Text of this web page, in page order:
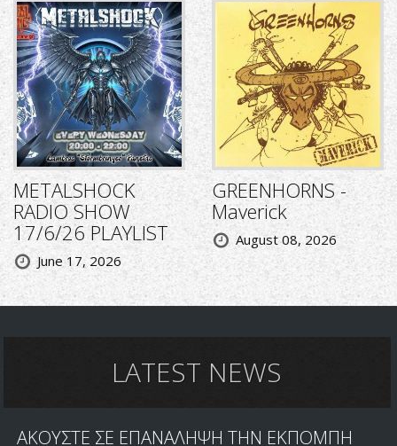
METALSHOCK
RADIO SHOW
17/6/26 PLAYLIST
June 17, 2026
GREENHORNS -
Maverick
August 08, 2026
LATEST NEWS
ΑΚΟΥΣΤΕ ΣΕ ΕΠΑΝΑΛΗΨΗ ΤΗΝ ΕΚΠΟΜΠΗ